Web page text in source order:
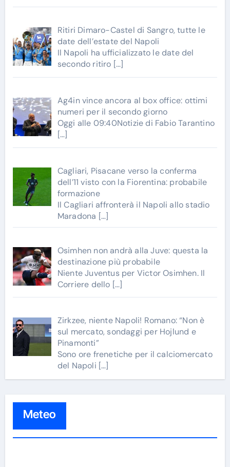
Ritiri Dimaro-Castel di Sangro, tutte le
date dell’estate del Napoli
Il Napoli ha ufficializzato le date del
secondo ritiro […]
Ag4in vince ancora al box office: ottimi
numeri per il secondo giorno
Oggi alle 09:40Notizie di Fabio Tarantino
[…]
Cagliari, Pisacane verso la conferma
dell’11 visto con la Fiorentina: probabile
formazione
Il Cagliari affronterà il Napoli allo stadio
Maradona […]
Osimhen non andrà alla Juve: questa la
destinazione più probabile
Niente Juventus per Victor Osimhen. Il
Corriere dello […]
Zirkzee, niente Napoli! Romano: “Non è
sul mercato, sondaggi per Hojlund e
Pinamonti”
Sono ore frenetiche per il calciomercato
del Napoli […]
Meteo